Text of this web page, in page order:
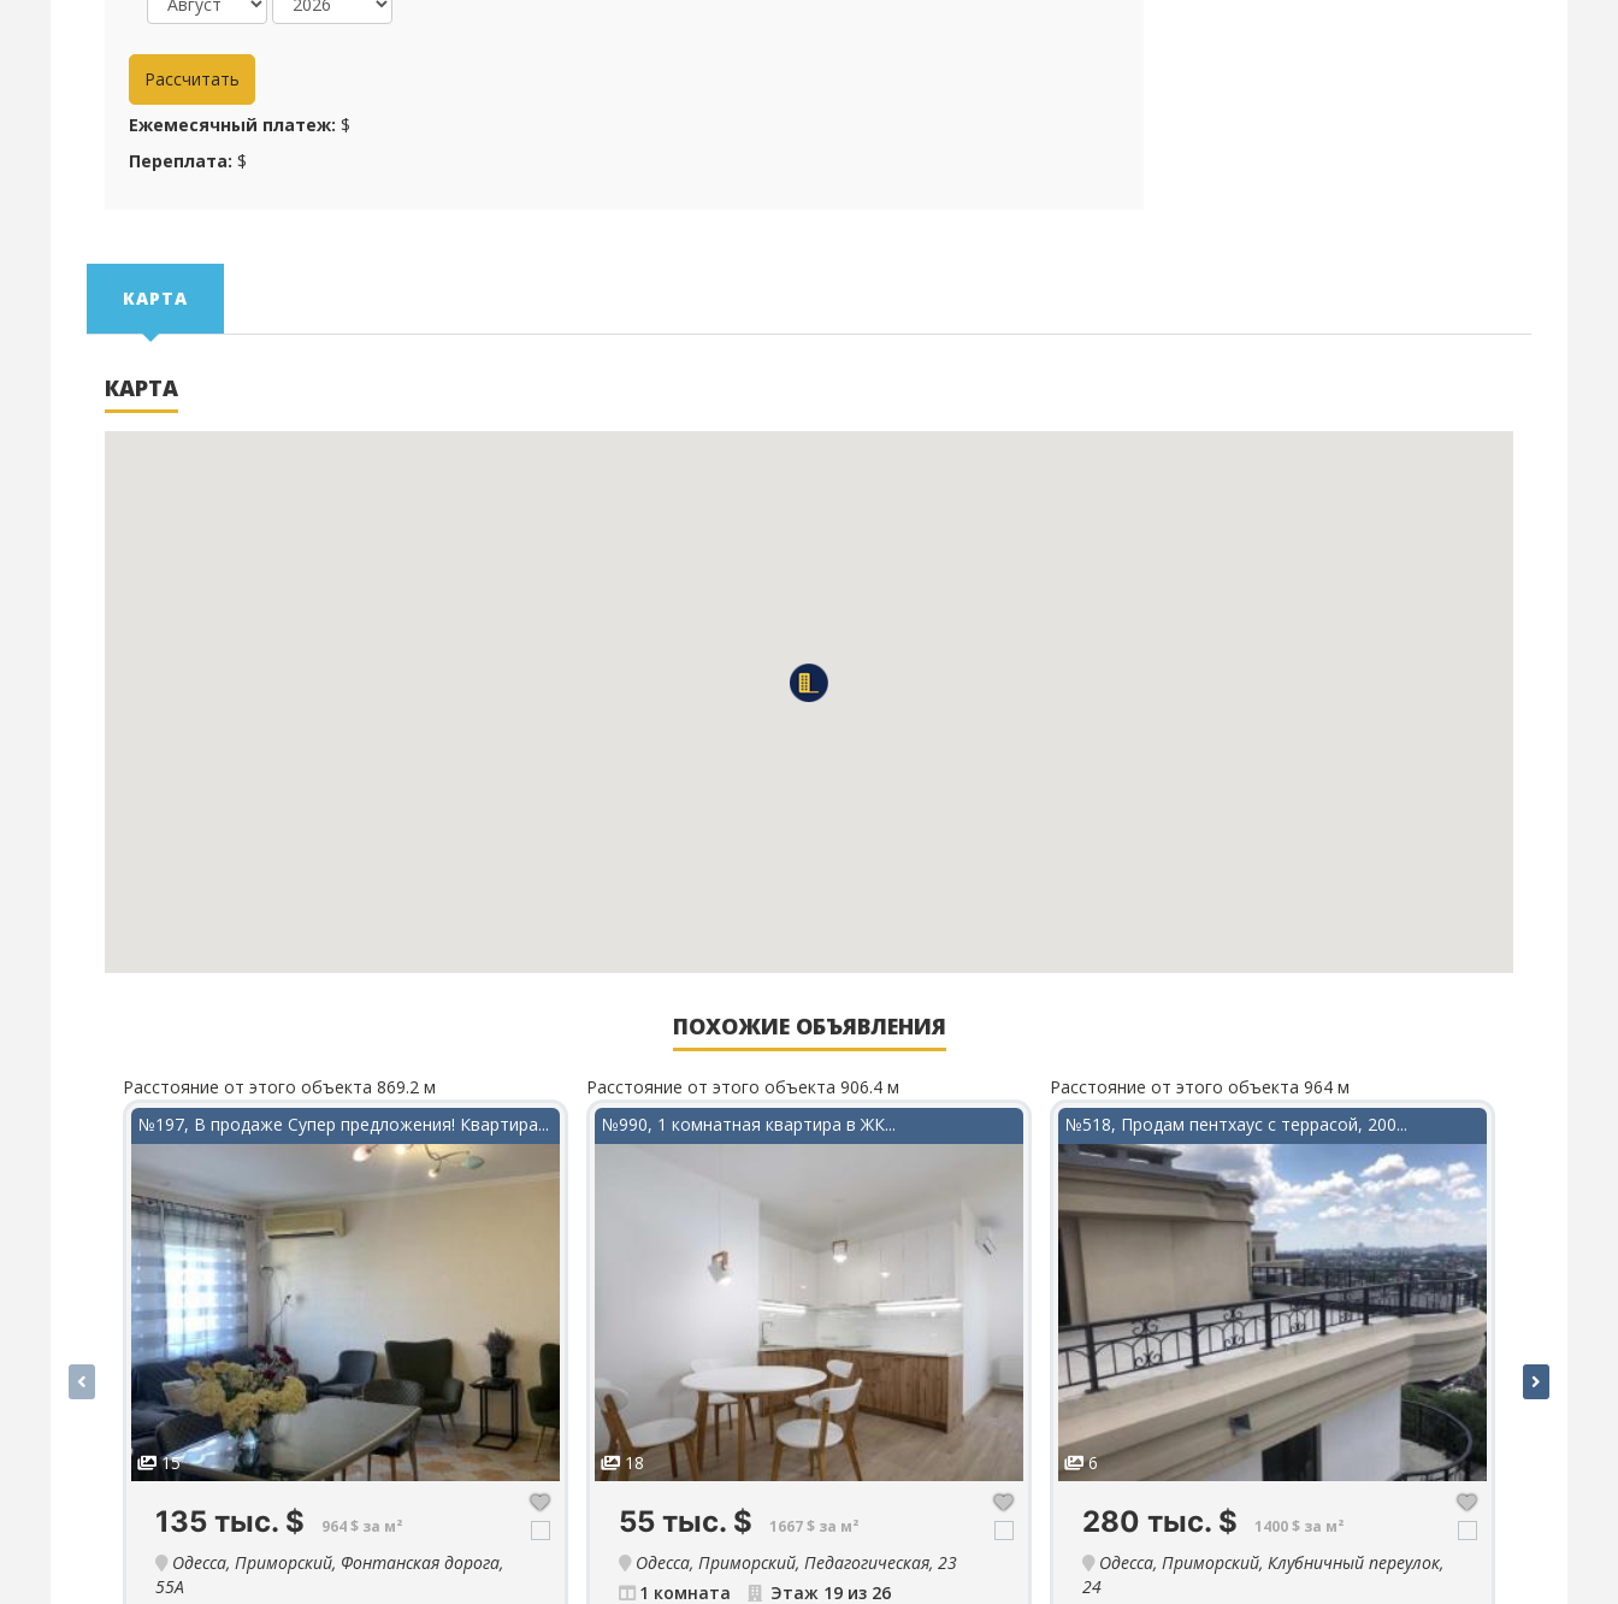
Ежемесячный платеж: $
Переплата: $
КАРТА
КАРТА
ПОХОЖИЕ ОБЪЯВЛЕНИЯ
Расстояние от этого объекта 869.2 м
№197, В продаже Супер предложения! Квартира...
15
135 тыс. $ 964 $ за м²
Одесса, Приморский, Фонтанская дорога,
55А
Расстояние от этого объекта 906.4 м
№990, 1 комнатная квартира в ЖК...
18
55 тыс. $ 1667 $ за м²
Одесса, Приморский, Педагогическая, 23
1 комната
Этаж 19 из 26
Расстояние от этого объекта 964 м
№518, Продам пентхаус с террасой, 200...
6
280 тыс. $ 1400 $ за м²
Одесса, Приморский, Клубничный переулок,
24